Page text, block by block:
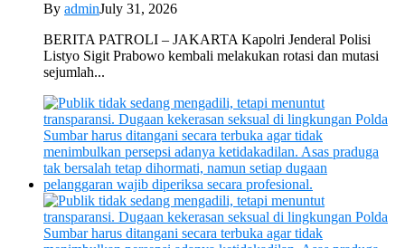
By adminJuly 31, 2026
BERITA PATROLI – JAKARTA Kapolri Jenderal Polisi
Listyo Sigit Prabowo kembali melakukan rotasi dan mutasi
sejumlah...